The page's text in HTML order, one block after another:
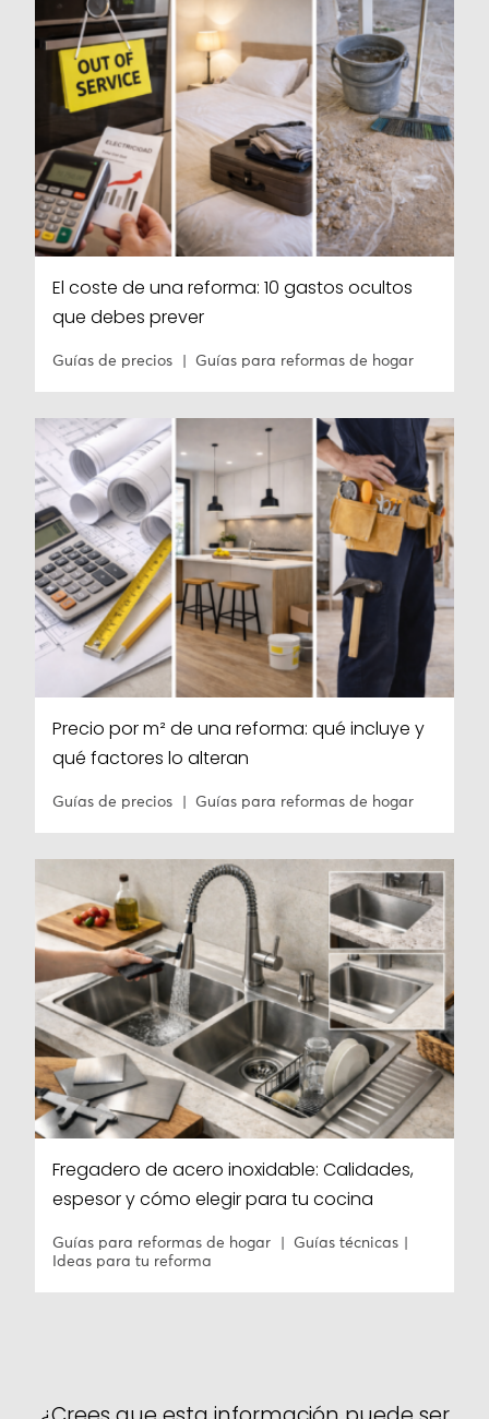
El coste de una reforma: 10 gastos ocultos
que debes prever
Guías de precios Guías para reformas de hogar
Precio por m² de una reforma: qué incluye y
qué factores lo alteran
Guías de precios Guías para reformas de hogar
Fregadero de acero inoxidable: Calidades,
espesor y cómo elegir para tu cocina
Guías para reformas de hogar
Guías técnicas
Ideas para tu reforma